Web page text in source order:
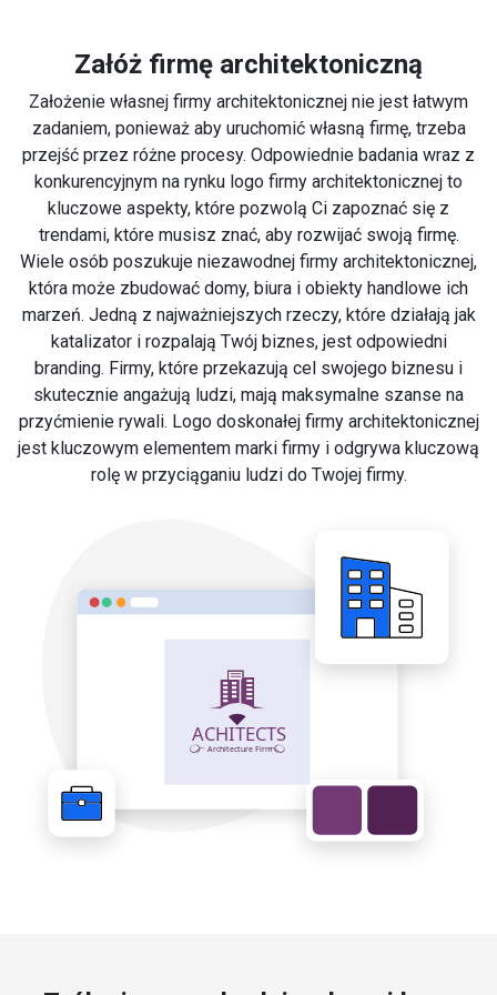
Załóż firmę architektoniczną
Założenie własnej firmy architektonicznej nie jest łatwym
zadaniem, ponieważ aby uruchomić własną firmę, trzeba
przejść przez różne procesy. Odpowiednie badania wraz z
konkurencyjnym na rynku logo firmy architektonicznej to
kluczowe aspekty, które pozwolą Ci zapoznać się z
trendami, które musisz znać, aby rozwijać swoją firmę.
Wiele osób poszukuje niezawodnej firmy architektonicznej,
która może zbudować domy, biura i obiekty handlowe ich
marzeń. Jedną z najważniejszych rzeczy, które działają jak
katalizator i rozpalają Twój biznes, jest odpowiedni
branding. Firmy, które przekazują cel swojego biznesu i
skutecznie angażują ludzi, mają maksymalne szanse na
przyćmienie rywali. Logo doskonałej firmy architektonicznej
jest kluczowym elementem marki firmy i odgrywa kluczową
rolę w przyciąganiu ludzi do Twojej firmy.